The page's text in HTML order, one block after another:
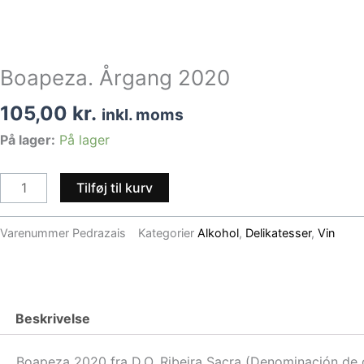
Boapeza. Årgang 2020
105,00 kr. inkl. moms
På lager: På lager
Boapeza.
2020
antal
Tilføj til kurv
Varenummer Pedrazais Kategorier Alkohol, Delikatesser, Vin
Beskrivelse